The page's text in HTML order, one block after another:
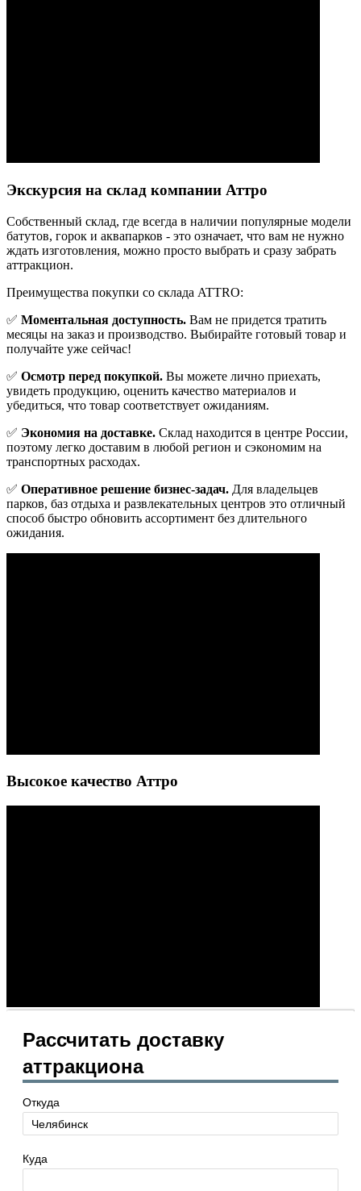
Экскурсия на склад компании Аттро
Cобственный склад, где всегда в наличии популярные модели
батутов, горок и аквапарков - это означает, что вам не нужно
ждать изготовления, можно просто выбрать и сразу забрать
аттракцион.
Преимущества покупки со склада ATTRO:
✅ Моментальная доступность. Вам не придется тратить
месяцы на заказ и производство. Выбирайте готовый товар и
получайте уже сейчас!
✅ Осмотр перед покупкой. Вы можете лично приехать,
увидеть продукцию, оценить качество материалов и
убедиться, что товар соответствует ожиданиям.
✅ Экономия на доставке. Склад находится в центре России,
поэтому легко доставим в любой регион и сэкономим на
транспортных расходах.
✅ Оперативное решение бизнес-задач. Для владельцев
парков, баз отдыха и развлекательных центров это отличный
способ быстро обновить ассортимент без длительного
ожидания.
Высокое качество Аттро
Рассчитать доставку
аттракциона
Откуда
Куда